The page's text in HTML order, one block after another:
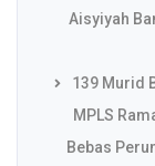
Aisyiyah
139 Murid
MPLS
Bebas